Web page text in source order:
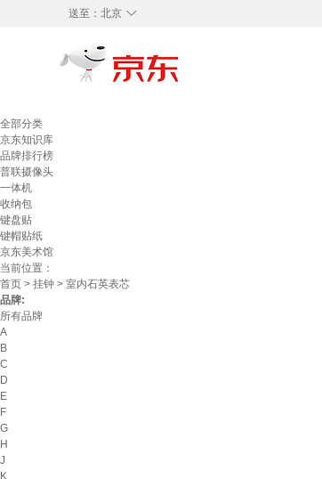
◇
送至： 北京
全部分类
京东知识库
品牌排行榜
普联摄像头
一体机
收纳包
键盘贴
键帽贴纸
京东美术馆
当前位置：
首页 > 挂钟 > 室内石英表芯
品牌:
所有品牌
A
B
C
D
E
F
G
H
J
K